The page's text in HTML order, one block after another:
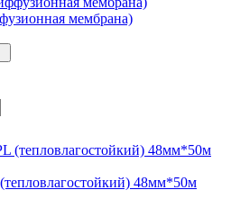
мембрана)
48мм*50м